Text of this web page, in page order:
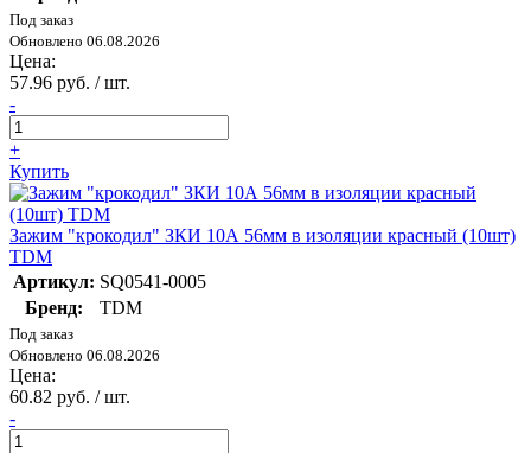
Под заказ
Обновлено 06.08.2026
Цена:
57.96 руб. / шт.
-
+
Купить
Зажим "крокодил" ЗКИ 10А 56мм в изоляции красный (10шт)
TDM
Артикул: SQ0541-0005
Бренд:
TDM
Под заказ
Обновлено 06.08.2026
Цена:
60.82 руб. / шт.
-